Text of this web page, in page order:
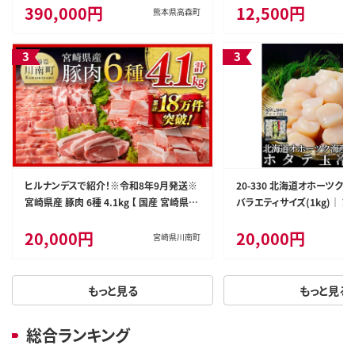
390,000円 熊本県高森町
ヒルナンデスで紹介！※令和8年9月発送※
宮崎県産 豚肉 6種 4.1kg 【 国産 宮崎県産
ミヤチク 】［D00634r809］
20,000円 宮崎県川南町
もっと見る
シャケ 切り身 冷凍 おかず
者支援 サーモン 魚 銀鮭切
12,500円
20-330 北海道オホーツク
バラエティサイズ(1kg)｜ 訳
20,000円
もっと見る
総合ランキング